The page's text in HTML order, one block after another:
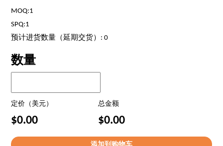
MOQ:1
SPQ:1
预计进货数量（延期交货）: 0
数量
定价（美元） 总金额
$0.00 $0.00